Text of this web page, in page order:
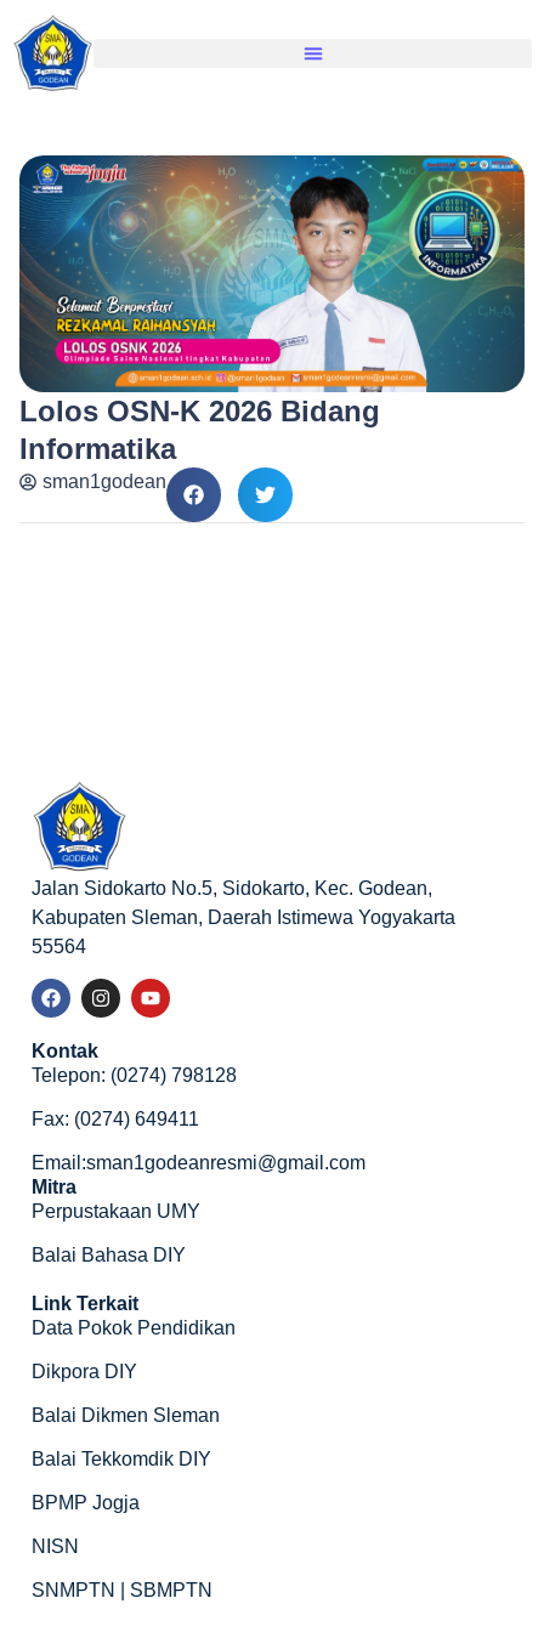
Lolos OSN-K 2026 Bidang
Informatika
sman1godean
Jalan Sidokarto No.5, Sidokarto, Kec. Godean,
Kabupaten Sleman, Daerah Istimewa Yogyakarta
55564
Kontak
Telepon: (0274) 798128
Fax: (0274) 649411
Email:sman1godeanresmi@gmail.com
Mitra
Perpustakaan UMY
Balai Bahasa DIY
Link Terkait
Data Pokok Pendidikan
Dikpora DIY
Balai Dikmen Sleman
Balai Tekkomdik DIY
BPMP Jogja
NISN
SNMPTN | SBMPTN